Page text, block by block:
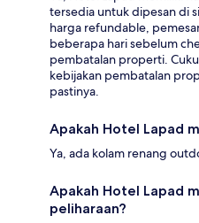
tersedia untuk dipesan di
harga refundable,
beberapa hari sebelum
pembatalan properti.
kebijakan pembatalan
pastinya.
Apakah Hotel Lapad
Ya, ada kolam renang
Apakah Hotel Lapad
peliharaan?